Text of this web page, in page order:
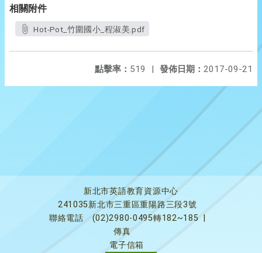
相關附件
Hot-Pot_竹圍國小_程淑美.pdf
發佈日期： 2017-09-21
點擊率： 519 |
新北市英語教育資源中心
241035新北市三重區重陽路三段3號
聯絡電話
(02)2980-0495轉182~185
傳真
電子信箱